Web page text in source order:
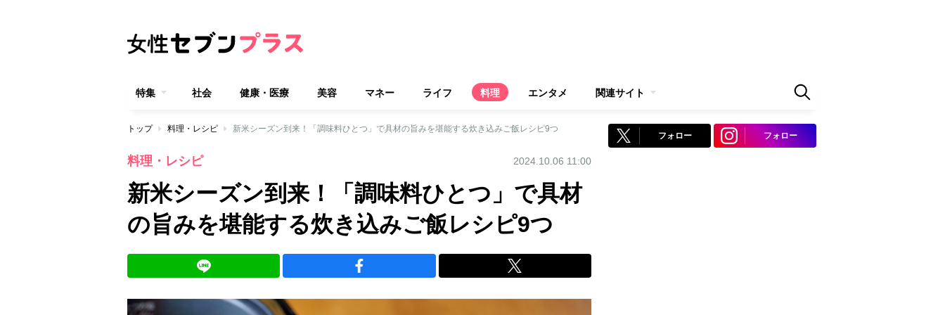
特集 社会 健康・医療 美容 マネー ライフ 料理 エンタメ 関連サイト
トップ 料理・レシピ 新米シーズン到来！「調味料ひとつ」で具材の旨みを堪能する炊き込みご飯レシピ9つ
料理・レシピ 2024.10.06 11:00
新米シーズン到来！「調味料ひとつ」で具材
の旨みを堪能する炊き込みご飯レシピ9つ
フォロー フォロー